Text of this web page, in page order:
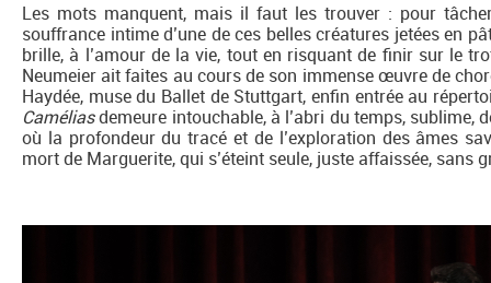
Les mots manquent, mais il faut les trouver : pour
souffrance intime d’une de ces belles créatures jetées en
brille, à l’amour de la vie, tout en risquant de finir sur le
Neumeier ait faites au cours de son immense œuvre de
Haydée, muse du Ballet de Stuttgart, enfin entrée au
Caméliasdemeure intouchable, à l’abri du temps, sublime,
où la profondeur du tracé et de l’exploration des âmes
mort de Marguerite, qui s’éteint seule, juste affaissée, sans